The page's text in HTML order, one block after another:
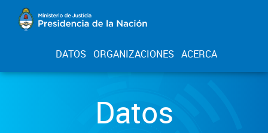
DATOS ORGANIZACIONES ACERCA
Datos